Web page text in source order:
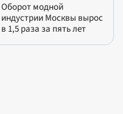
Оборот модной
индустрии Москвы вырос
в 1,5 раза за пять лет